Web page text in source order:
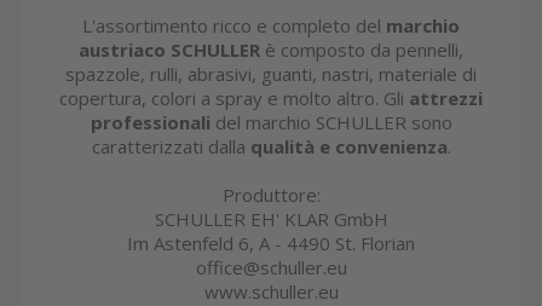
L'assortimento ricco e completo del marchio
austriaco SCHULLER è composto da pennelli,
spazzole, rulli, abrasivi, guanti, nastri, materiale di
copertura, colori a spray e molto altro. Gli attrezzi
professionali del marchio SCHULLER sono
caratterizzati dalla qualità e convenienza.
Produttore:
SCHULLER EH' KLAR GmbH
Im Astenfeld 6, A - 4490 St. Florian
office@schuller.eu
www.schuller.eu